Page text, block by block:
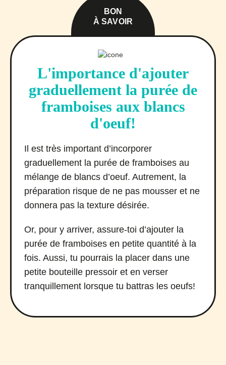
BON
À SAVOIR
L'importance d'ajouter
graduellement la purée de
framboises aux blancs
d'oeuf!
Il est très important d’incorporer
graduellement la purée de framboises au
mélange de blancs d’oeuf. Autrement, la
préparation risque de ne pas mousser et ne
donnera pas la texture désirée.
Or, pour y arriver, assure-toi d’ajouter la
purée de framboises en petite quantité à la
fois. Aussi, tu pourrais la placer dans une
petite bouteille pressoir et en verser
tranquillement lorsque tu battras les oeufs!